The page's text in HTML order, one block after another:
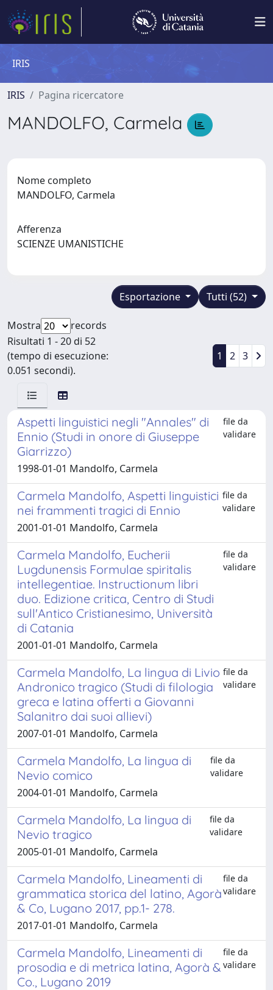
IRIS
IRIS Pagina ricercatore
MANDOLFO, Carmela
Nome completo
MANDOLFO, Carmela
Afferenza
SCIENZE UMANISTICHE
Tutti (52)
Esportazione
Mostra
records
Risultati 1 - 20 di 52
(tempo di esecuzione:
0.051 secondi).
1 2 3
Aspetti linguistici negli "Annales" di
Ennio (Studi in onore di Giuseppe
Giarrizzo)
file da
validare
1998-01-01 Mandolfo, Carmela
Carmela Mandolfo, Aspetti linguistici
nei frammenti tragici di Ennio
file da
validare
2001-01-01 Mandolfo, Carmela
Carmela Mandolfo, Eucherii
Lugdunensis Formulae spiritalis
intellegentiae. Instructionum libri
duo. Edizione critica, Centro di Studi
sull'Antico Cristianesimo, Università
di Catania
file da
validare
2001-01-01 Mandolfo, Carmela
Carmela Mandolfo, La lingua di Livio
Andronico tragico (Studi di filologia
greca e latina offerti a Giovanni
Salanitro dai suoi allievi)
file da
validare
2007-01-01 Mandolfo, Carmela
Carmela Mandolfo, La lingua di
Nevio comico
file da
validare
2004-01-01 Mandolfo, Carmela
Carmela Mandolfo, La lingua di
Nevio tragico
file da
validare
2005-01-01 Mandolfo, Carmela
Carmela Mandolfo, Lineamenti di
grammatica storica del latino, Agorà
& Co, Lugano 2017, pp.1- 278.
file da
validare
2017-01-01 Mandolfo, Carmela
Carmela Mandolfo, Lineamenti di
prosodia e di metrica latina, Agorà &
Co., Lugano 2019
file da
validare